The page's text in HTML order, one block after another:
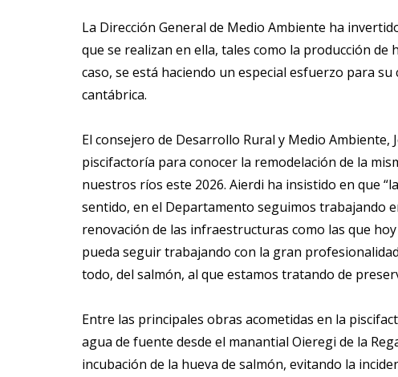
La Dirección General de Medio Ambiente ha
que se realizan en ella, tales como la producción
caso, se está haciendo un especial esfuerzo para
cantábrica.
El consejero de Desarrollo Rural y Medio
piscifactoría para conocer la remodelación de la
nuestros ríos este 2026. Aierdi ha insistido en que
sentido, en el Departamento seguimos trabajando
renovación de las infraestructuras como las que
pueda seguir trabajando con la gran
todo, del salmón, al que estamos tratando de
Entre las principales obras acometidas en la
agua de fuente desde el manantial Oieregi de la
incubación de la hueva de salmón, evitando la